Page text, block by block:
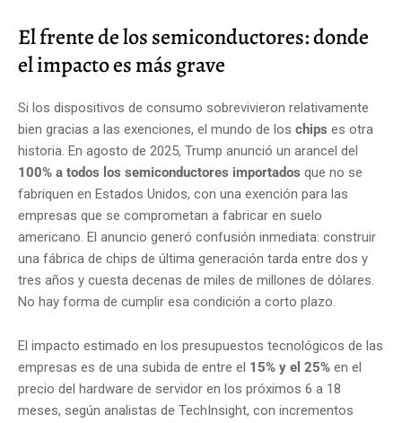
El frente de los semiconductores: donde
el impacto es más grave
Si los dispositivos de consumo sobrevivieron relativamente
bien gracias a las exenciones, el mundo de los chips es otra
historia. En agosto de 2025, Trump anunció un arancel del
100% a todos los semiconductores importados que no se
fabriquen en Estados Unidos, con una exención para las
empresas que se comprometan a fabricar en suelo
americano. El anuncio generó confusión inmediata: construir
una fábrica de chips de última generación tarda entre dos y
tres años y cuesta decenas de miles de millones de dólares.
No hay forma de cumplir esa condición a corto plazo.
El impacto estimado en los presupuestos tecnológicos de las
empresas es de una subida de entre el 15% y el 25% en el
precio del hardware de servidor en los próximos 6 a 18
meses, según analistas de TechInsight, con incrementos